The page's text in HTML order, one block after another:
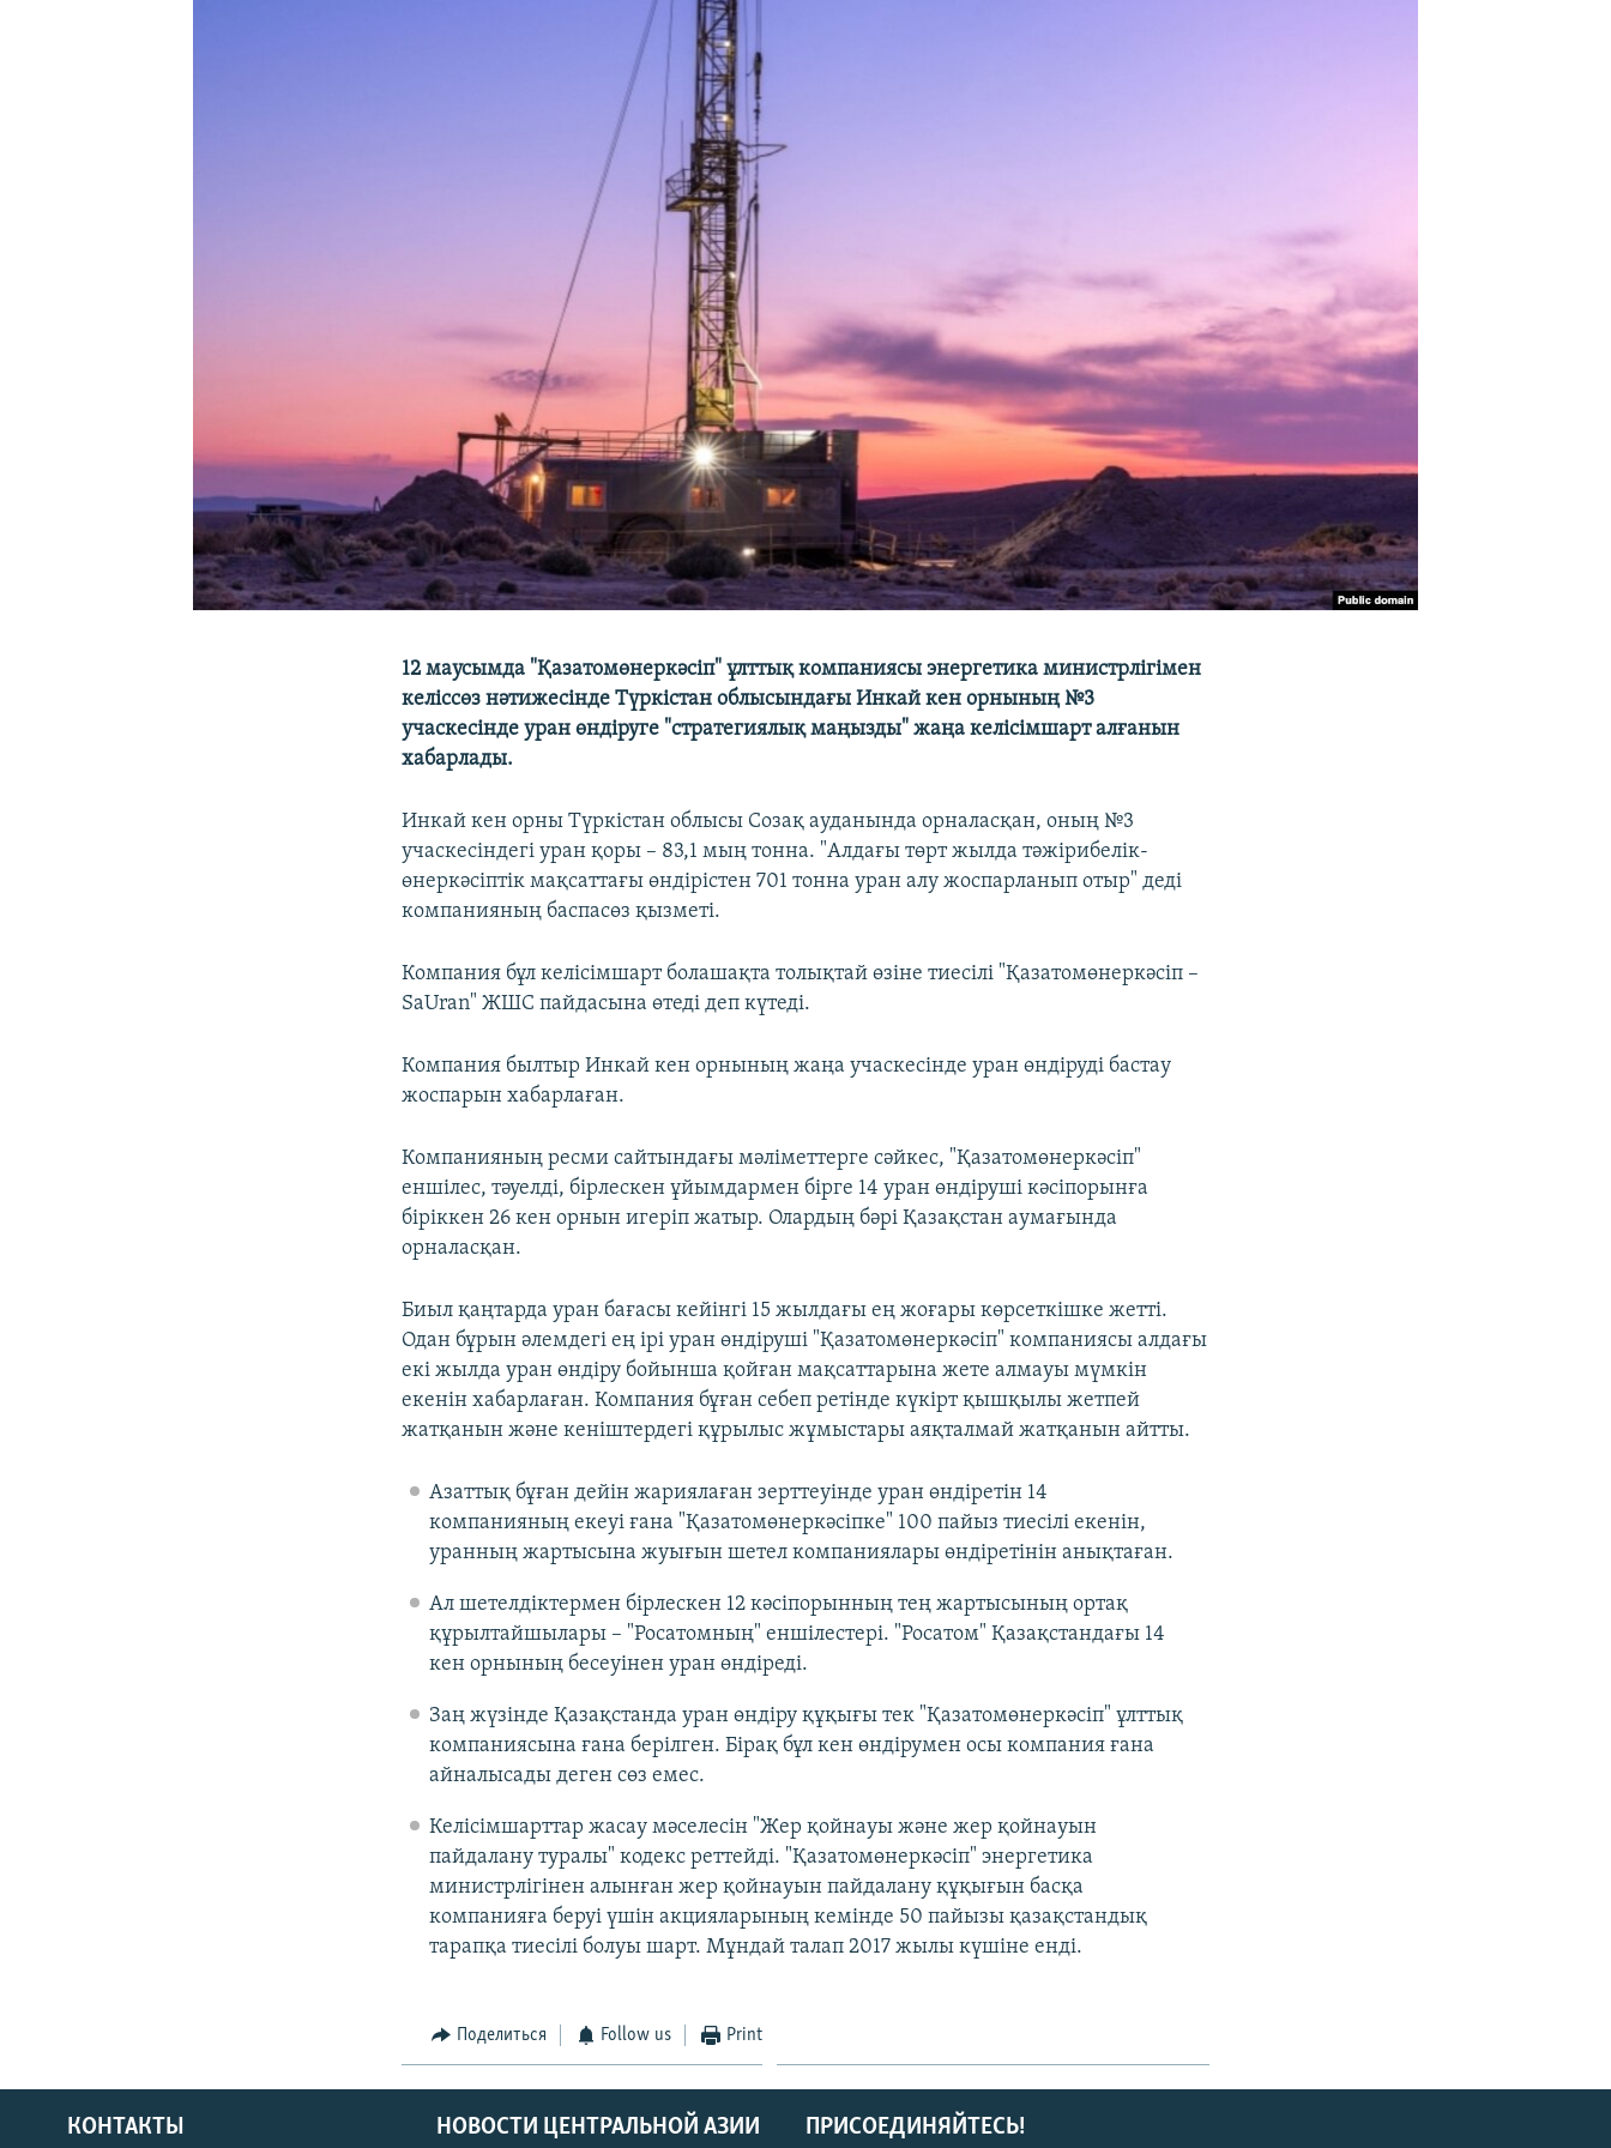
12 маусымда "Қазатомөнеркәсіп" ұлттық компаниясы энергетика министрлігімен
келіссөз нәтижесінде Түркістан облысындағы Инкай кен орнының №3
учаскесінде уран өндіруге "стратегиялық маңызды" жаңа келісімшарт алғанын
хабарлады.
Инкай кен орны Түркістан облысы Созақ ауданында орналасқан, оның №3
учаскесіндегі уран қоры – 83,1 мың тонна. "Алдағы төрт жылда тәжірибелік-
өнеркәсіптік мақсаттағы өндірістен 701 тонна уран алу жоспарланып отыр" деді
компанияның баспасөз қызметі.
Компания бұл келісімшарт болашақта толықтай өзіне тиесілі "Қазатомөнеркәсіп –
SaUran" ЖШС пайдасына өтеді деп күтеді.
Компания былтыр Инкай кен орнының жаңа учаскесінде уран өндіруді бастау
жоспарын хабарлаған.
Компанияның ресми сайтындағы мәліметтерге сәйкес, "Қазатомөнеркәсіп"
еншілес, тәуелді, бірлескен ұйымдармен бірге 14 уран өндіруші кәсіпорынға
біріккен 26 кен орнын игеріп жатыр. Олардың бәрі Қазақстан аумағында
орналасқан.
Биыл қаңтарда уран бағасы кейінгі 15 жылдағы ең жоғары көрсеткішке жетті.
Одан бұрын әлемдегі ең ірі уран өндіруші "Қазатомөнеркәсіп" компаниясы алдағы
екі жылда уран өндіру бойынша қойған мақсаттарына жете алмауы мүмкін
екенін хабарлаған. Компания бұған себеп ретінде күкірт қышқылы жетпей
жатқанын және кеніштердегі құрылыс жұмыстары аяқталмай жатқанын айтты.
Азаттық бұған дейін жариялаған зерттеуінде уран өндіретін 14
компанияның екеуі ғана "Қазатомөнеркәсіпке" 100 пайыз тиесілі екенін,
уранның жартысына жуығын шетел компаниялары өндіретінін анықтаған.
Ал шетелдіктермен бірлескен 12 кәсіпорынның тең жартысының ортақ
құрылтайшылары – "Росатомның" еншілестері. "Росатом" Қазақстандағы 14
кен орнының бесеуінен уран өндіреді.
Заң жүзінде Қазақстанда уран өндіру құқығы тек "Қазатомөнеркәсіп" ұлттық
компаниясына ғана берілген. Бірақ бұл кен өндірумен осы компания ғана
айналысады деген сөз емес.
Келісімшарттар жасау мәселесін "Жер қойнауы және жер қойнауын
пайдалану туралы" кодекс реттейді. "Қазатомөнеркәсіп" энергетика
министрлігінен алынған жер қойнауын пайдалану құқығын басқа
компанияға беруі үшін акцияларының кемінде 50 пайызы қазақстандық
тарапқа тиесілі болуы шарт. Мұндай талап 2017 жылы күшіне енді.
Поделиться Follow us Print
ПРИСОЕДИНЯЙТЕСЬ!
КОНТАКТЫ НОВОСТИ ЦЕНТРАЛЬНОЙ АЗИИ